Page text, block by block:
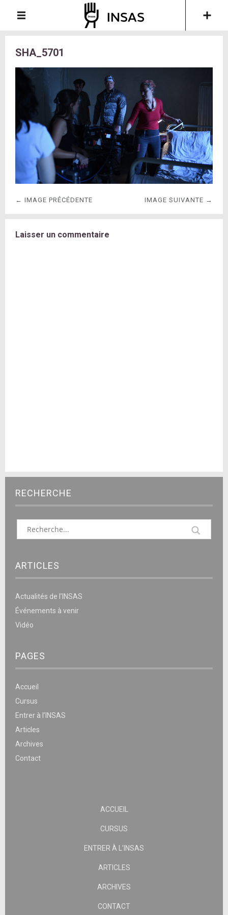
SHA_5701
← IMAGE PRÉCÉDENTE IMAGE SUIVANTE →
Laisser un commentaire
RECHERCHE
ARTICLES
Actualités de l’INSAS
Événements à venir
Vidéo
PAGES
Accueil
Cursus
Entrer à l’INSAS
Articles
Archives
Contact
ACCUEIL
CURSUS
ENTRER À L’INSAS
ARTICLES
ARCHIVES
CONTACT